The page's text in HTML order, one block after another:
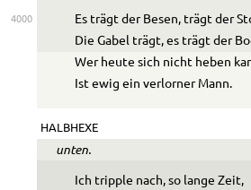
4000
Es trägt der Besen, trägt der
Die Gabel trägt, es trägt der
Wer heute sich nicht heben
Ist ewig ein verlorner Mann.
HALBHEXE
unten.
Ich tripple nach, so lange Zeit,